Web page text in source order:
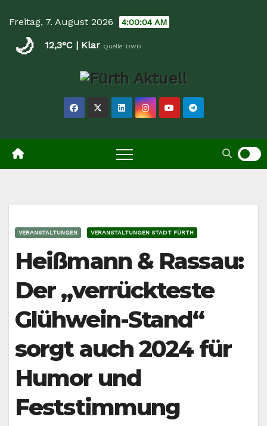
content
Freitag, 7. August 2026 4:00:05 AM
🌙 12,3°C | Klar Quelle: DWD
VERANSTALTUNGEN VERANSTALTUNGEN STADT FÜRTH
Heißmann & Rassau:
Der „verrückteste
Glühwein-Stand“
sorgt auch 2024 für
Humor und
Feststimmung